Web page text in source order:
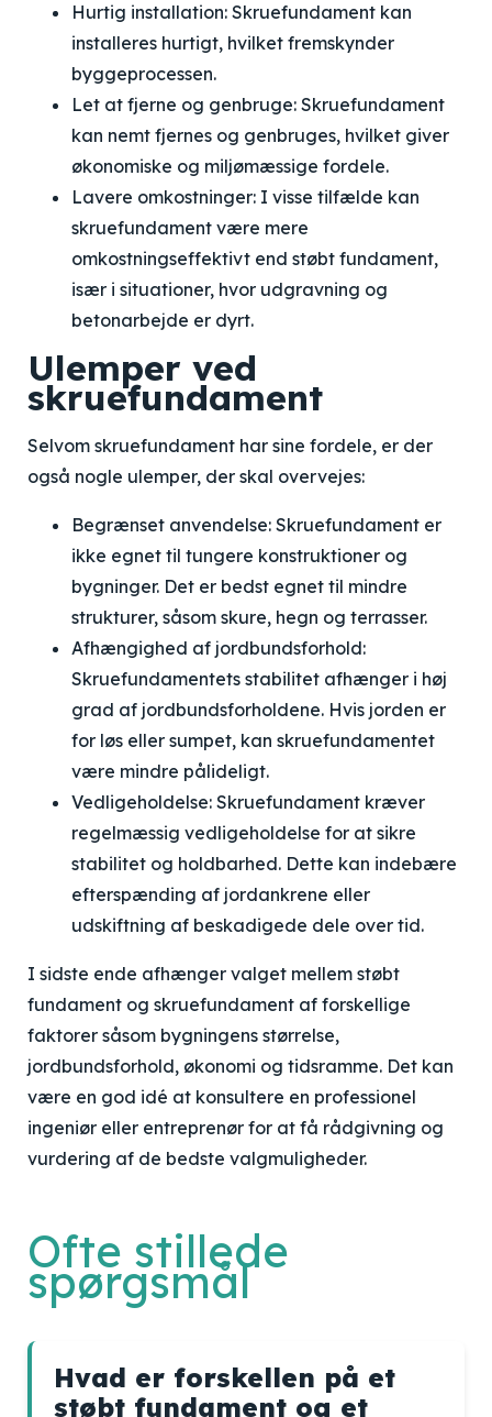
Hurtig installation: Skruefundament kan
installeres hurtigt, hvilket fremskynder
byggeprocessen.
Let at fjerne og genbruge: Skruefundament
kan nemt fjernes og genbruges, hvilket giver
økonomiske og miljømæssige fordele.
Lavere omkostninger: I visse tilfælde kan
skruefundament være mere
omkostningseffektivt end støbt fundament,
især i situationer, hvor udgravning og
betonarbejde er dyrt.
Ulemper ved
skruefundament
Selvom skruefundament har sine fordele, er der
også nogle ulemper, der skal overvejes:
Begrænset anvendelse: Skruefundament er
ikke egnet til tungere konstruktioner og
bygninger. Det er bedst egnet til mindre
strukturer, såsom skure, hegn og terrasser.
Afhængighed af jordbundsforhold:
Skruefundamentets stabilitet afhænger i høj
grad af jordbundsforholdene. Hvis jorden er
for løs eller sumpet, kan skruefundamentet
være mindre pålideligt.
Vedligeholdelse: Skruefundament kræver
regelmæssig vedligeholdelse for at sikre
stabilitet og holdbarhed. Dette kan indebære
efterspænding af jordankrene eller
udskiftning af beskadigede dele over tid.
I sidste ende afhænger valget mellem støbt
fundament og skruefundament af forskellige
faktorer såsom bygningens størrelse,
jordbundsforhold, økonomi og tidsramme. Det kan
være en god idé at konsultere en professionel
ingeniør eller entreprenør for at få rådgivning og
vurdering af de bedste valgmuligheder.
Ofte stillede
spørgsmål
Hvad er forskellen på et
støbt fundament og et